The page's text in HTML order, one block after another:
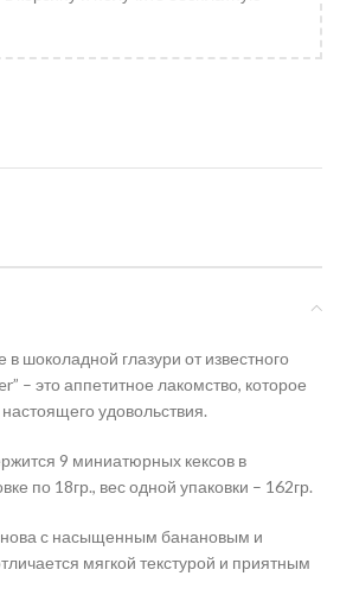
шоколадной глазури от известного
– это аппетитное лакомство, которое
удовольствия.
9 миниатюрных кексов в
по 18гр., вес одной упаковки – 162гр.
с насыщенным банановым и
мягкой текстурой и приятным